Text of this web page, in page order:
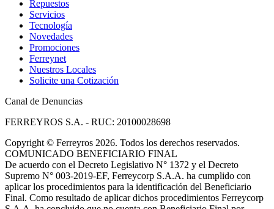
Repuestos
Servicios
Tecnología
Novedades
Promociones
Ferreynet
Nuestros Locales
Solicite una Cotización
Canal de Denuncias
FERREYROS S.A. - RUC: 20100028698
Copyright © Ferreyros 2026. Todos los derechos reservados.
COMUNICADO BENEFICIARIO FINAL
De acuerdo con el Decreto Legislativo N° 1372 y el Decreto
Supremo N° 003-2019-EF, Ferreycorp S.A.A. ha cumplido con
aplicar los procedimientos para la identificación del Beneficiario
Final. Como resultado de aplicar dichos procedimientos Ferreycorp